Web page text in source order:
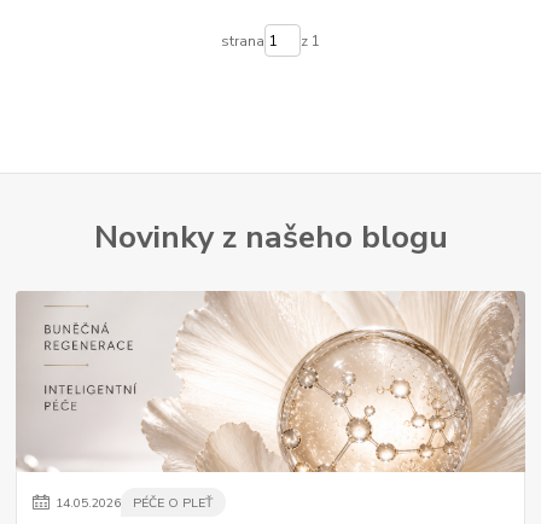
strana z 1
Novinky z našeho blogu
14.05.2026 PÉČE O PLEŤ